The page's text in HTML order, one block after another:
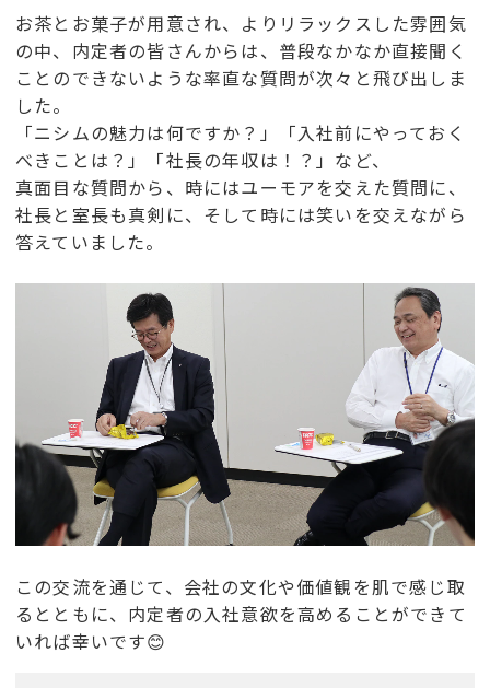
お茶とお菓子が用意され、よりリラックスした雰囲気
の中、内定者の皆さんからは、普段なかなか直接聞く
ことのできないような率直な質問が次々と飛び出しま
した。
「ニシムの魅力は何ですか？」「入社前にやっておく
べきことは？」「社長の年収は！？」など、
真面目な質問から、時にはユーモアを交えた質問に、
社長と室長も真剣に、そして時には笑いを交えながら
答えていました。
この交流を通じて、会社の文化や価値観を肌で感じ取
るとともに、内定者の入社意欲を高めることができて
いれば幸いです😊